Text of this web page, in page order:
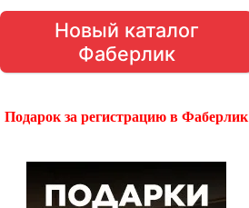
Новый каталог
Фаберлик
Подарок за регистрацию в Фаберлик